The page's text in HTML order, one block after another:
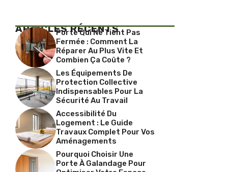
ARTICLES RÉCENTS
Porte Qui Ne Tient Pas
Fermée : Comment La
Réparer Au Plus Vite Et
Combien Ça Coûte ?
Les Équipements De
Protection Collective
Indispensables Pour La
Sécurité Au Travail
Accessibilité Du
Logement : Le Guide
Travaux Complet Pour Vos
Aménagements
Pourquoi Choisir Une
Porte À Galandage Pour